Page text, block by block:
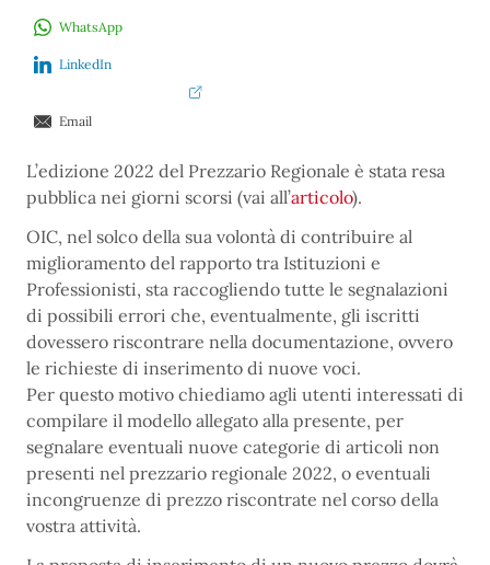
WhatsApp
LinkedIn
Email
L’edizione 2022 del Prezzario Regionale è stata resa
pubblica nei giorni scorsi (vai all’articolo).
OIC, nel solco della sua volontà di contribuire al
miglioramento del rapporto tra Istituzioni e
Professionisti, sta raccogliendo tutte le segnalazioni
di possibili errori che, eventualmente, gli iscritti
dovessero riscontrare nella documentazione, ovvero
le richieste di inserimento di nuove voci.
Per questo motivo chiediamo agli utenti interessati di
compilare il modello allegato alla presente, per
segnalare eventuali nuove categorie di articoli non
presenti nel prezzario regionale 2022, o eventuali
incongruenze di prezzo riscontrate nel corso della
vostra attività.